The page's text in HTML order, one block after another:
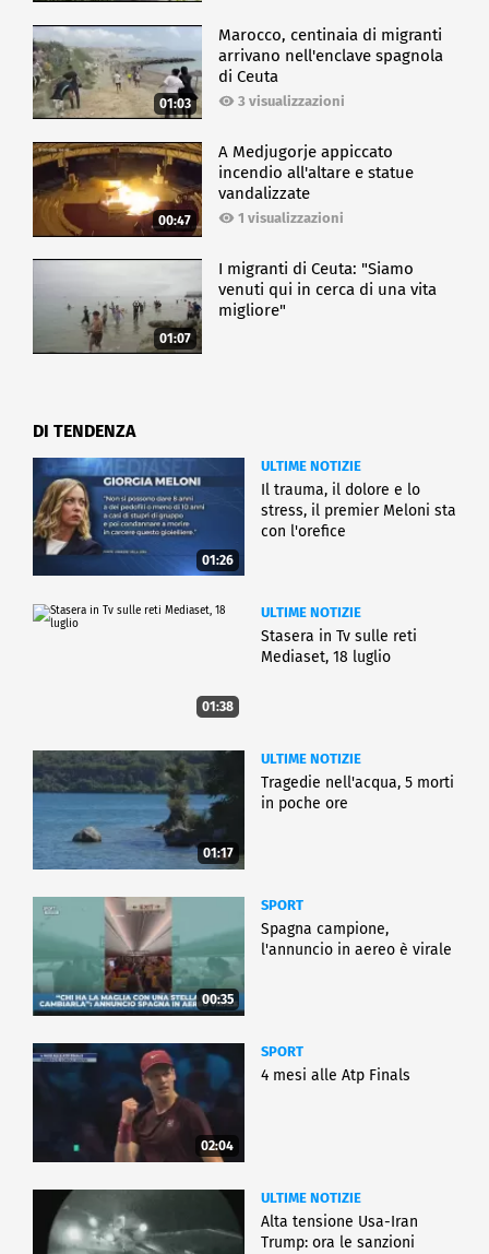
01:03
Marocco, centinaia di migranti
arrivano nell'enclave spagnola
di Ceuta
3 visualizzazioni
00:47
A Medjugorje appiccato
incendio all'altare e statue
vandalizzate
1 visualizzazioni
01:07
I migranti di Ceuta: "Siamo
venuti qui in cerca di una vita
migliore"
DI TENDENZA
01:26
ULTIME NOTIZIE
Il trauma, il dolore e lo
stress, il premier Meloni sta
con l'orefice
01:38
ULTIME NOTIZIE
Stasera in Tv sulle reti
Mediaset, 18 luglio
01:17
ULTIME NOTIZIE
Tragedie nell'acqua, 5 morti
in poche ore
00:35
SPORT
Spagna campione,
l'annuncio in aereo è virale
02:04
SPORT
4 mesi alle Atp Finals
ULTIME NOTIZIE
Alta tensione Usa-Iran
Trump: ora le sanzioni